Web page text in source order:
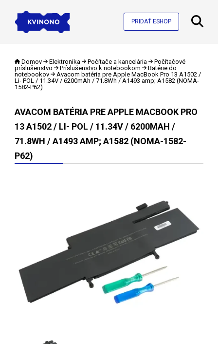
PRIDAŤ ESHOP
Domov Elektronika Počítače a kancelária
Počítačové
príslušenstvo
Príslušenstvo k notebookom
Batérie do
notebookov
Avacom batéria pre Apple MacBook Pro 13 A1502 /
Li- POL / 11.34V / 6200mAh / 71.8Wh / A1493 amp; A1582 (NOMA-
1582-P62)
AVACOM BATÉRIA PRE APPLE MACBOOK PRO
13 A1502 / LI- POL / 11.34V / 6200MAH /
71.8WH / A1493 AMP; A1582 (NOMA-1582-
P62)